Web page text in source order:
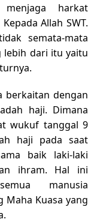
harkat
Allah SWT.
semata-mata
lebih dari itu yaitu
berkaitan dengan
haji. Dimana
wukuf tanggal 9
haji pada saat
baik laki-laki
ihram. Hal ini
manusia
Maha Kuasa yang